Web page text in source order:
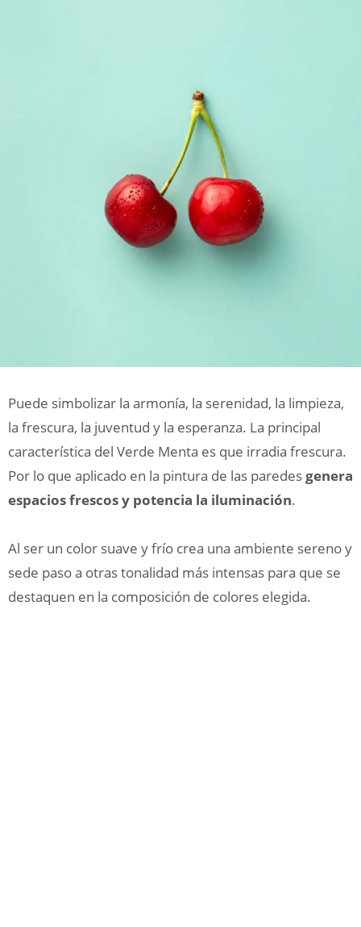
Puede simbolizar la armonía, la serenidad, la limpieza,
la frescura, la juventud y la esperanza. La principal
característica del Verde Menta es que irradia frescura.
Por lo que aplicado en la pintura de las paredesgenera
espacios frescos y potencia la iluminación.
Al ser un color suave y frío crea una ambiente sereno y
sede paso a otras tonalidad más intensas para que se
destaquen en la composición de colores elegida.